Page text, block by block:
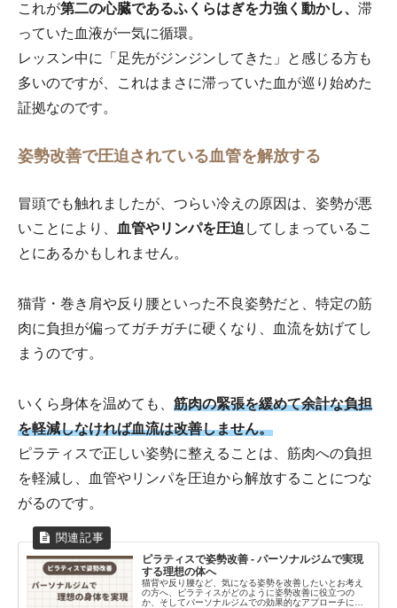
これが第二の心臓であるふくらはぎを力強く動かし、 滞
っていた血液が一気に循環。
レッスン中に「足先がジンジンしてきた」と感じる方も
多いのですが、これはまさに滞っていた血が巡り始めた
証拠なのです。
姿勢改善で圧迫されている血管を解放する
冒頭でも触れましたが、つらい冷えの原因は、姿勢が悪
いことにより、
血管やリンパを圧迫 してしまっているこ
とにあるかもしれません。
猫背・巻き肩や反り腰といった不良姿勢だと、特定の筋
肉に負担が偏ってガチガチに硬くなり、血流を妨げてし
まうのです。
いくら身体を温めても、 筋肉の緊張を緩めて余計な負担
を軽減しなければ血流は改善しません。
ピラティスで正しい姿勢に整えることは、筋肉への負担
を軽減し、血管やリンパを圧迫から解放することにつな
がるのです。
ピラティスで姿勢改善 - パーソナルジムで実現
する理想の体へ
猫背や反り腰など、気になる姿勢を改善したいとお考え
の方へ、ピラティスがどのように姿勢改善に役立つの
か、そしてパーソナルジムでの効果的なアプローチにつ